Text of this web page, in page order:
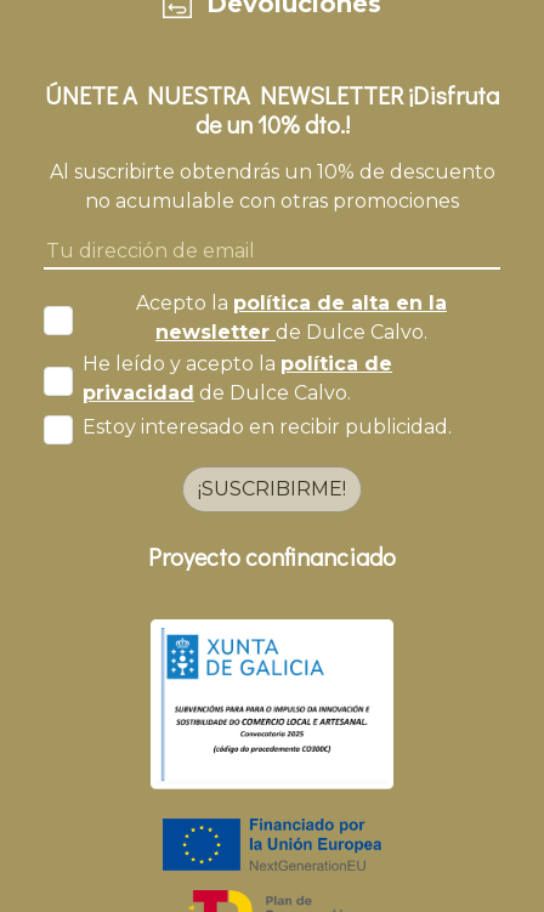
ÚNETE A NUESTRA NEWSLETTER ¡Disfruta
de un 10% dto.!
Al suscribirte obtendrás un 10% de descuento
no acumulable con otras promociones
Acepto la política de alta en la
newsletter de Dulce Calvo.
He leído y acepto la política de
privacidad de Dulce Calvo.
Estoy interesado en recibir publicidad.
¡SUSCRIBIRME!
Proyecto confinanciado